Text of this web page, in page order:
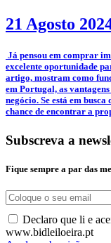
21 Agosto
Já pensou em comprar
excelente oportunidade
artigo, mostram como
em Portugal, as
negócio. Se está em
chance de encontrar a
Subscreva a
Fique sempre a par das
Declaro que li e
www.bidleiloeira.pt